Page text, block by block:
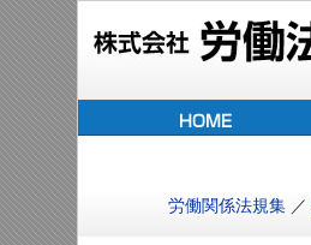
労働関係法規集／